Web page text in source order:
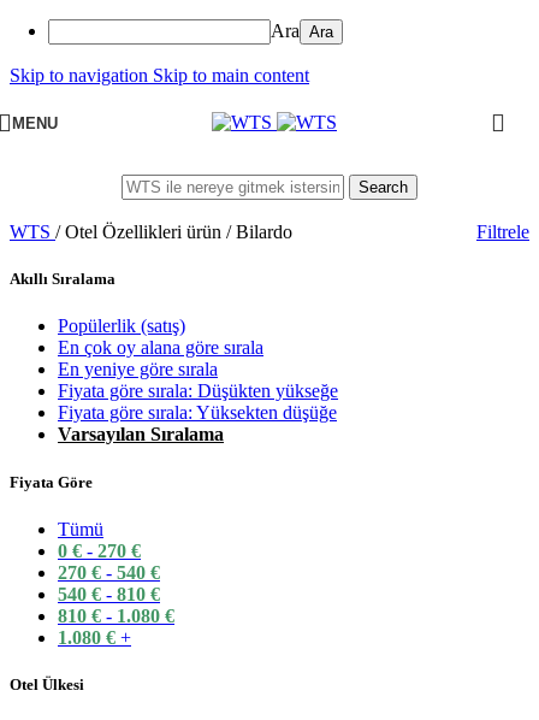
Ara
Skip to navigation Skip to main content
MENU
Search
WTS / Otel Özellikleri ürün / Bilardo Filtrele
Akıllı Sıralama
Popülerlik (satış)
En çok oy alana göre sırala
En yeniye göre sırala
Fiyata göre sırala: Düşükten yükseğe
Fiyata göre sırala: Yüksekten düşüğe
Varsayılan Sıralama
Fiyata Göre
Tümü
0 € - 270 €
270 € - 540 €
540 € - 810 €
810 € - 1.080 €
1.080 € +
Otel Ülkesi